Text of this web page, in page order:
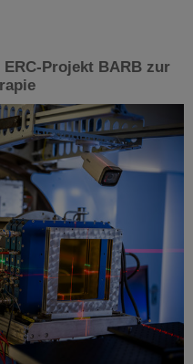
Projekt BARB zur